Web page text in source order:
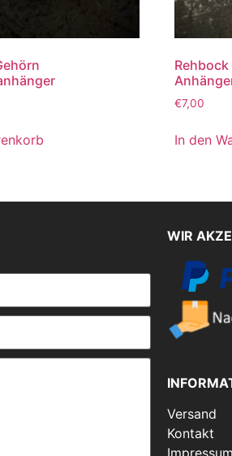
€7,00
In den
WIR
Versand
Kontakt